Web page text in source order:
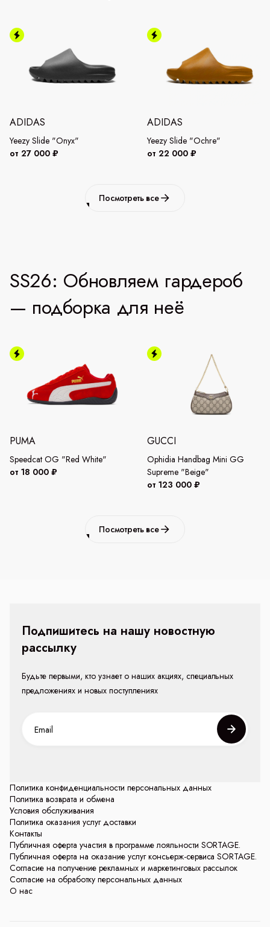
ADIDAS
Yeezy Slide "Onyx"
от 27 000 ₽
ADIDAS
Yeezy Slide "Ochre"
от 22 000 ₽
Посмотреть все
SS26: Обновляем гардероб
— подборка для неё
PUMA
Speedcat OG "Red White"
от 18 000 ₽
GUCCI
Ophidia Handbag Mini GG
Supreme "Beige"
от 123 000 ₽
Посмотреть все
Политика конфиденциальности персональных данных
Политика возврата и обмена
Условия обслуживания
Политика оказания услуг доставки
Контакты
Публичная оферта участия в программе лояльности SORTAGE.
Публичная оферта на оказание услуг консьерж-сервиса SORTAGE.
Согласие на получение рекламных и маркетинговых рассылок
Согласие на обработку персональных данных
О нас
Подпишитесь на нашу новостную
рассылку
Будьте первыми, кто узнает о наших акциях, специальных
предложениях и новых поступлениях